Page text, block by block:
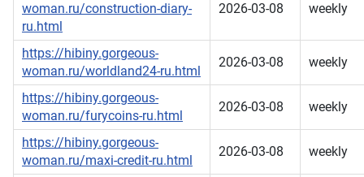
woman.ru/construction-diary-
ru.html
2026-03-08 weekly
https://hibiny.gorgeous-
woman.ru/worldland24-ru.html
2026-03-08 weekly
https://hibiny.gorgeous-
woman.ru/furycoins-ru.html
2026-03-08 weekly
https://hibiny.gorgeous-
woman.ru/maxi-credit-ru.html
2026-03-08 weekly